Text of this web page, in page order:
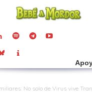
No solo de Virus vive